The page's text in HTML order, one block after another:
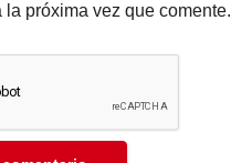
la próxima vez que comente.